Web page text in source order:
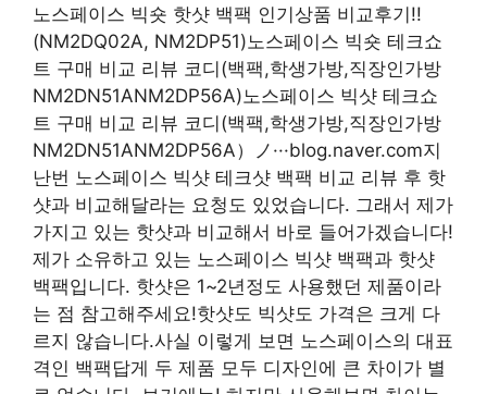
노스페이스 빅숏 핫샷 백팩 인기상품 비교후기!!
(NM2DQ02A, NM2DP51)노스페이스 빅숏 테크쇼
트 구매 비교 리뷰 코디(백팩,학생가방,직장인가방
NM2DN51ANM2DP56A)노스페이스 빅샷 테크쇼
트 구매 비교 리뷰 코디(백팩,학생가방,직장인가방
NM2DN51ANM2DP56A）ノ···blog.naver.com지
난번 노스페이스 빅샷 테크샷 백팩 비교 리뷰 후 핫
샷과 비교해달라는 요청도 있었습니다. 그래서 제가
가지고 있는 핫샷과 비교해서 바로 들어가겠습니다!
제가 소유하고 있는 노스페이스 빅샷 백팩과 핫샷
백팩입니다. 핫샷은 1~2년정도 사용했던 제품이라
는 점 참고해주세요!핫샷도 빅샷도 가격은 크게 다
르지 않습니다.사실 이렇게 보면 노스페이스의 대표
격인 백팩답게 두 제품 모두 디자인에 큰 차이가 별